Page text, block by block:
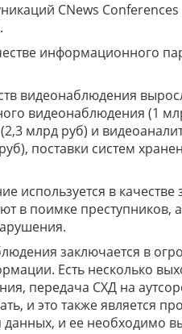
CNews
информационного
видеонаблюдения
видеонаблюдения (1
млрд руб) и
поставки систем
используется в
в поимке преступников,
заключается в
Есть несколько
передача СХД на
и это также является
и ее необходимо